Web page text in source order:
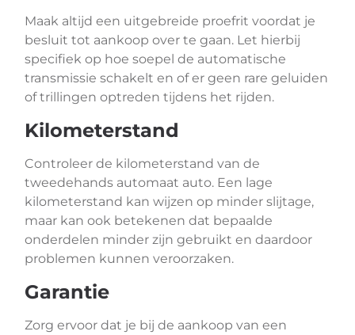
Maak altijd een uitgebreide proefrit voordat je
besluit tot aankoop over te gaan. Let hierbij
specifiek op hoe soepel de automatische
transmissie schakelt en of er geen rare geluiden
of trillingen optreden tijdens het rijden.
Kilometerstand
Controleer de kilometerstand van de
tweedehands automaat auto. Een lage
kilometerstand kan wijzen op minder slijtage,
maar kan ook betekenen dat bepaalde
onderdelen minder zijn gebruikt en daardoor
problemen kunnen veroorzaken.
Garantie
Zorg ervoor dat je bij de aankoop van een